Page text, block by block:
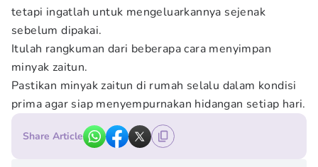
tetapi ingatlah untuk mengeluarkannya sejenak
sebelum dipakai.
Itulah rangkuman dari beberapa cara menyimpan
minyak zaitun.
Pastikan minyak zaitun di rumah selalu dalam kondisi
prima agar siap menyempurnakan hidangan setiap hari.
Share Article